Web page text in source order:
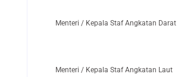
Menteri / Kepala Staf Angkatan Darat
Menteri / Kepala Staf Angkatan Laut